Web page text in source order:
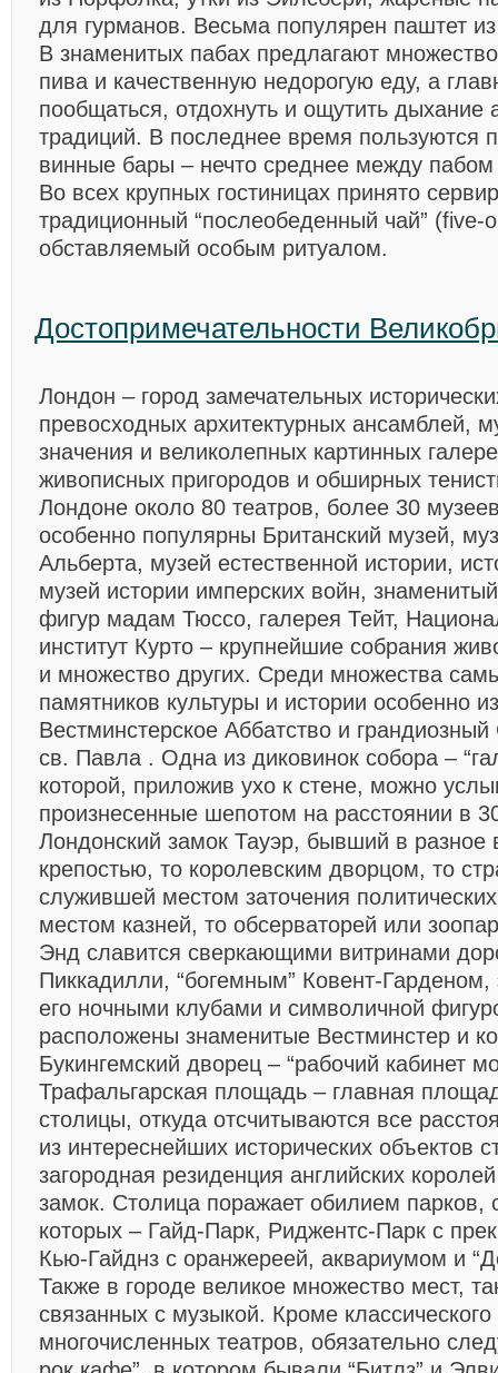
для гурманов. Весьма популярен паштет
В знаменитых пабах предлагают
пива и качественную недорогую еду, а
пообщаться, отдохнуть и ощутить дыхание
традиций. В последнее время пользуются
винные бары – нечто среднее между
Во всех крупных гостиницах принято
традиционный “послеобеденный чай” (five-
обставляемый особым ритуалом.
Достопримечательности
Лондон – город замечательных
превосходных архитектурных ансамблей,
значения и великолепных картинных
живописных пригородов и обширных
Лондоне около 80 театров, более 30
особенно популярны Британский музей,
Альберта, музей естественной истории,
музей истории имперских войн,
фигур мадам Тюссо, галерея Тейт,
институт Курто – крупнейшие собрания
и множество других. Среди множества
памятников культуры и истории особенно
Вестминстерское Аббатство и
св. Павла . Одна из диковинок собора –
которой, приложив ухо к стене, можно
произнесенные шепотом на расстоянии в
Лондонский замок Тауэр, бывший в разное
крепостью, то королевским дворцом, то
служившей местом заточения
местом казней, то обсерваторей или
Энд славится сверкающими витринами
Пиккадилли, “богемным” Ковент-
его ночными клубами и символичной
расположены знаменитые Вестминстер и
Букингемский дворец – “рабочий кабинет
Трафальгарская площадь – главная
столицы, откуда отсчитываются все
из интереснейших исторических объектов
загородная резиденция английских
замок. Столица поражает обилием парков,
которых – Гайд-Парк, Риджентс-Парк с
Кью-Гайднз с оранжереей, аквариумом и
Также в городе великое множество мест,
связанных с музыкой. Кроме
многочисленных театров, обязательно